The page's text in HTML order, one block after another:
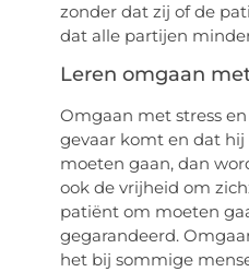
zonder dat zij of de
dat alle partijen
Leren omgaan
Omgaan met stress
gevaar komt en dat hij
moeten gaan, dan
ook de vrijheid om
patiënt om moeten
gegarandeerd.
het bij sommige